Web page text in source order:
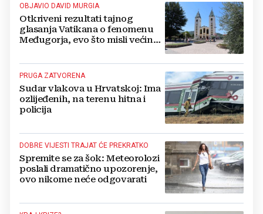
OBJAVIO DAVID MURGIA
Otkriveni rezultati tajnog
glasanja Vatikana o fenomenu
Međugorja, evo što misli većina
PRUGA ZATVORENA
Sudar vlakova u Hrvatskoj: Ima
ozlijeđenih, na terenu hitna i
policija
DOBRE VIJESTI TRAJAT ĆE PREKRATKO
Spremite se za šok: Meteorolozi
poslali dramatično upozorenje,
ovo nikome neće odgovarati